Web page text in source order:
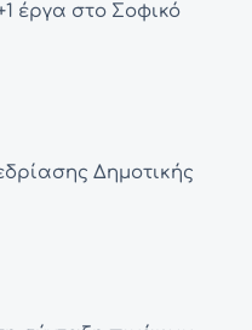
έργα στο Σοφικό
Δημοτικής